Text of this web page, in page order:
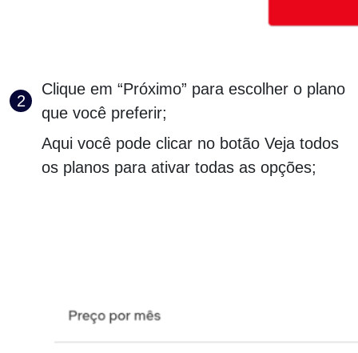
Clique em “Próximo” para escolher o plano
que você preferir;
Aqui você pode clicar no botão Veja todos
os planos para ativar todas as opções;